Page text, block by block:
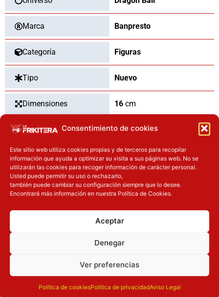
Consentimiento de cookies
Este sitio web utiliza cookies propias y de terceros para recopilar
información que ayuda a optimizar su visita a sus páginas web. No se
utilizarán las cookies para recoger información de carácter personal.
Usted puede permitir su uso o rechazarlo,
también puede cambiar su configuración siempre que lo desee.
Encontrará más información en nuestra Política de Cookies.
Aceptar
Denegar
Ver preferencias
Política de cookiesPolítica de privacidadAviso Legal
Marca Banpresto
Categoría Figuras
Tipo Nuevo
Dimensiones 16 cm
OTROS PRODUCTOS QUE TE
PUEDEN INTERESAR
Novedades
El precio original era: 32.90€.
El precio actual es: 24.67€.